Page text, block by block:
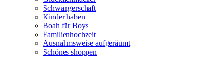
Schwangerschaft
Kinder haben
Boah für Boys
Familienhochzeit
Ausnahmsweise aufgeräumt
Schönes shoppen